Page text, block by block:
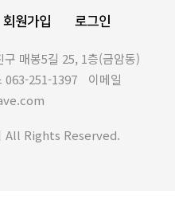
회원가입 로그인
구 매봉5길 25, 1층(금암동)
063-251-1397
이메일
All Rights Reserved.